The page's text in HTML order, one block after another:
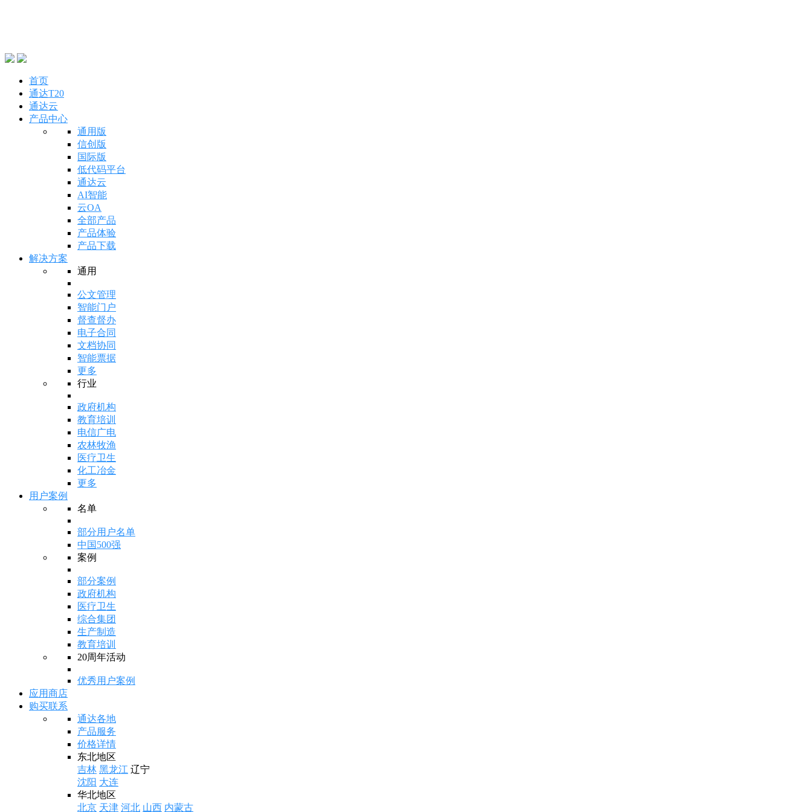
首页
通达T20
通达云
产品中心
通用版
信创版
国际版
低代码平台
通达云
AI智能
云OA
全部产品
产品体验
产品下载
解决方案
通用
公文管理
智能门户
督查督办
电子合同
文档协同
智能票据
更多
行业
政府机构
教育培训
电信广电
农林牧渔
医疗卫生
化工冶金
更多
用户案例
名单
部分用户名单
中国500强
案例
部分案例
政府机构
医疗卫生
综合集团
生产制造
教育培训
20周年活动
优秀用户案例
应用商店
购买联系
通达各地
产品服务
价格详情
东北地区
吉林 黑龙江 辽宁
沈阳 大连
华北地区
北京 天津 河北 山西 内蒙古